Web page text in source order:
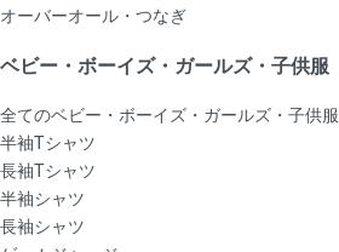
オーバーオール・つなぎ
ベビー・ボーイズ・ガールズ・子供服
全てのベビー・ボーイズ・ガールズ・子供服
半袖Tシャツ
長袖Tシャツ
半袖シャツ
長袖シャツ